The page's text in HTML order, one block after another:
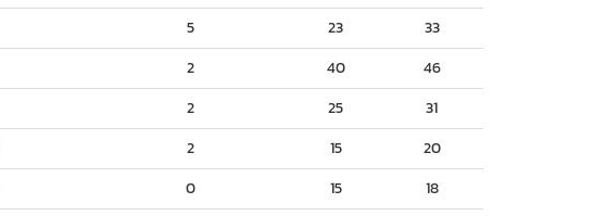
5 23
33
2 40
46
2 25
31
2 15
20
0 15
18